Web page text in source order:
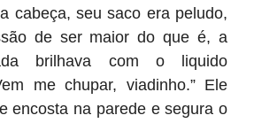
cabeça, seu saco era peludo,
de ser maior do que é, a
brilhava com o liquido
me chupar, viadinho.” Ele
encosta na parede e segura o